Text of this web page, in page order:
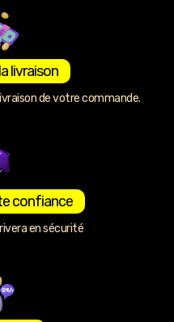
livraison
de votre commande.
confiance
en sécurité